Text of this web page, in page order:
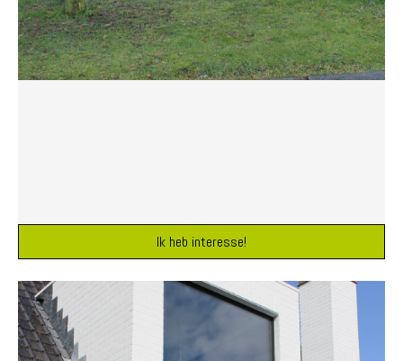
Ik heb interesse!